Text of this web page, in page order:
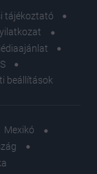
tájékoztató
beállítások
Mexikó